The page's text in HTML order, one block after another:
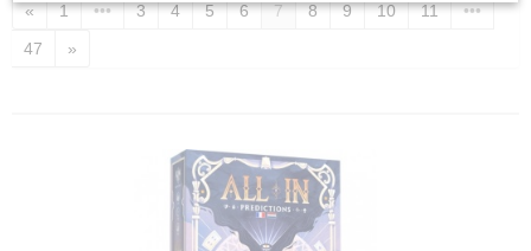
« 1 ••• 3 4 5 6 7 8 9 10 11
•••
47
»